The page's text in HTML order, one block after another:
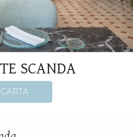
SCANDA